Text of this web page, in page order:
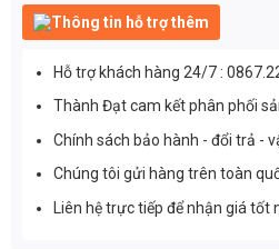
Thông tin hỗ trợ thêm
Hỗ trợ khách hàng 24/7 :
Thành Đạt cam kết phân phối
Chính sách bảo hành - đổi trả -
Chúng tôi gửi hàng trên toàn
Liên hệ trực tiếp để nhận giá tốt